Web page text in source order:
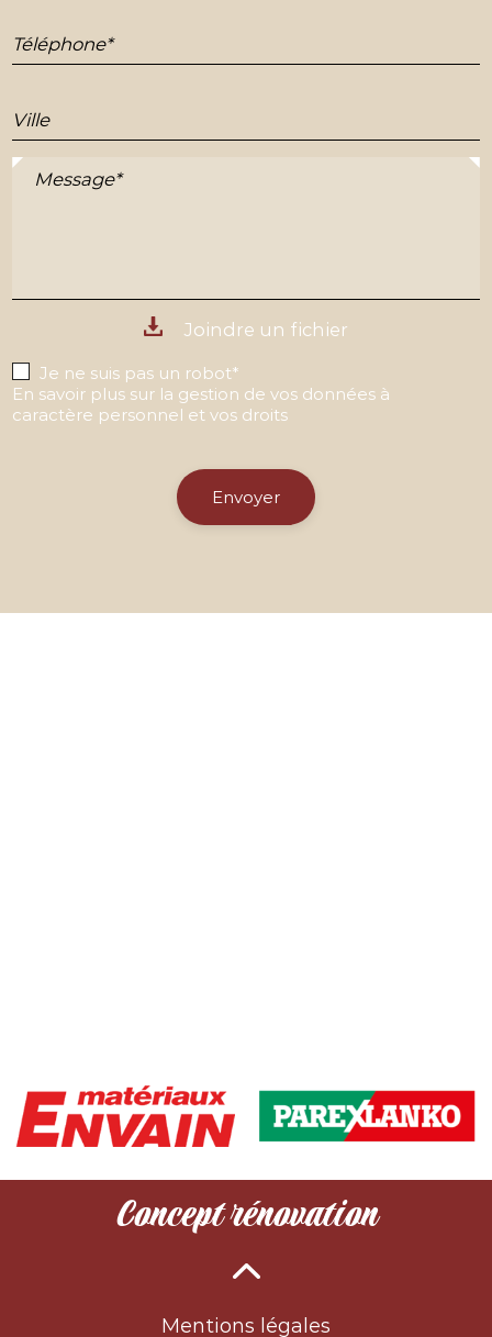
Téléphone*
Ville
Message*
Joindre un fichier
Je ne suis pas un robot*
En savoir plus sur la gestion de vos données à
caractère personnel et vos droits
Envoyer
Concept rénovation
Mentions légales